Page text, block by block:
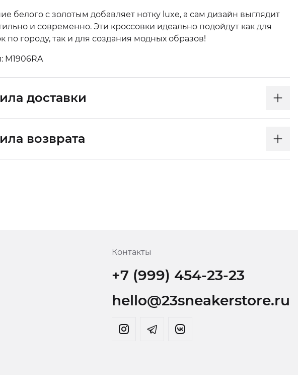
белого с золотым добавляет нотку luxe, а сам дизайн выглядит
и современно. Эти кроссовки идеально подойдут как для
по городу, так и для создания модных образов!
M1906RA
доставки
возврата
Контакты
+7 (999) 454-23-23
hello@23sneakerstore.ru